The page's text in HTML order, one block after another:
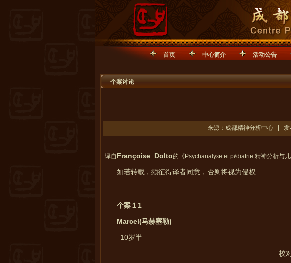
首页 中心简介 活动公告
个案讨论
来源：成都精神分析中心 |
译自 Françoise Dolto的《 Psychanalyse et pédiatrie 精神分析与儿
如若转载，须征得译者同意，否则将视为侵权
个案１ 1
Marcel(马赫塞勒)
10岁半
校